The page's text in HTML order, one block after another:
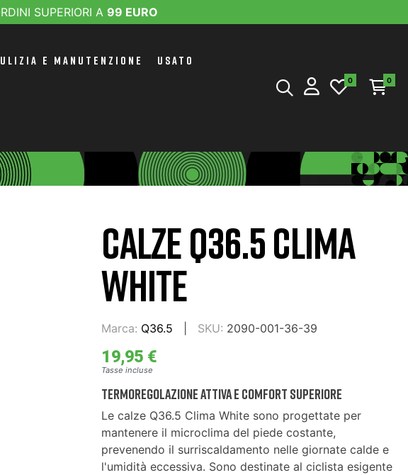
SUPERIORI A 99 EURO
E MANUTENZIONE USATO
0 0
CALZE Q36.5 CLIMA
WHITE
Marca: Q36.5 SKU: 2090-001-36-39
19,95 €
Tasse incluse
Termoregolazione Attiva e Comfort Superiore
Le calze Q36.5 Clima White sono progettate per
mantenere il microclima del piede costante,
prevenendo il surriscaldamento nelle giornate calde e
l'umidità eccessiva. Sono destinate al ciclista esigente